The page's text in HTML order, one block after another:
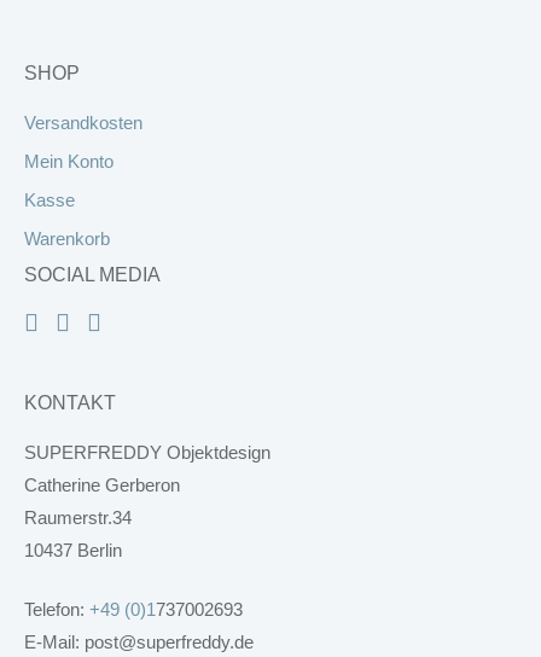
SHOP
Versandkosten
Mein Konto
Kasse
Warenkorb
SOCIAL MEDIA
KONTAKT
SUPERFREDDY Objektdesign
Catherine Gerberon
Raumerstr.34
10437 Berlin
Telefon: +49 (0)1737002693
E-Mail: post@superfreddy.de